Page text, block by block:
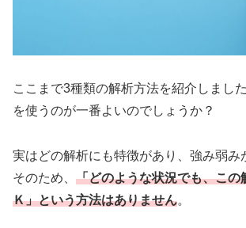
ここまで3種類の解析方法を紹介しまし
を使うのが一番よいのでしょうか？
実はどの解析にも特徴があり、強み弱み
そのため、 「どのような状況でも、この
Ｋ」という方法はありません。